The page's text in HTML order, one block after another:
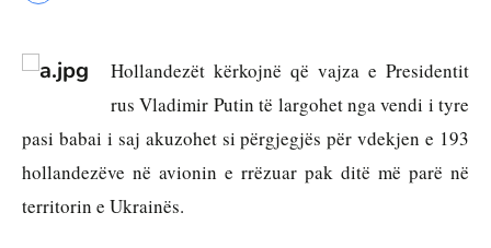
Hollandezët kërkojnë që vajza e Presidentit
rus Vladimir Putin të largohet nga vendi i tyre
pasi babai i saj akuzohet si përgjegjës për vdekjen e 193
hollandezëve në avionin e rrëzuar pak ditë më parë në
territorin e Ukrainës.